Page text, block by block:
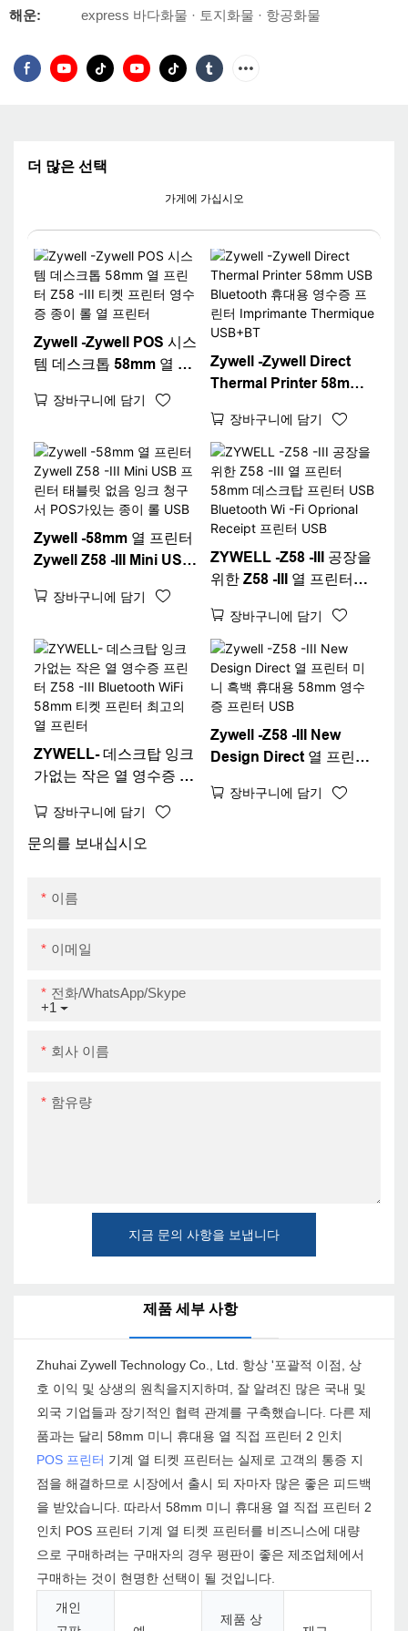
해운:
express 바다화물 · 토지화물 · 항공화물
더 많은 선택
가게에 가십시오
Zywell -Zywell POS 시스
템 데스크톱 58mm 열 프
영수증 종이 롤 열 프린터
장바구니에 담기
Zywell -Zywell Direct
Thermal Printer 58mm
영수증 프린터
Imprimante Thermique
USB+BT
장바구니에 담기
Zywell -58mm 열 프린터
Zywell Z58 -III Mini USB
청구서 POS가있는 종이
장바구니에 담기
ZYWELL -Z58 -III 공장을
위한 Z58 -III 열 프린터
USB Bluetooth Wi -Fi
Oprional Receipt 프린터
USB
장바구니에 담기
ZYWELL- 데스크탑 잉크
가없는 작은 열 영수증 프
WiFi 58mm 티켓 프린터
최고의 열 프린터
장바구니에 담기
Zywell -Z58 -III New
Design Direct 열 프린터
영수증 프린터 USB
장바구니에 담기
문의를 보내십시오
이름
이메일
+1
전화/WhatsApp/Skype
회사 이름
함유량
지금 문의 사항을 보냅니다
제품 세부 사항
Zhuhai Zywell Technology Co., Ltd. 항상 '포괄적 이점, 상
호 이익 및 상생의 원칙을지지하며, 잘 알려진 많은 국내 및
외국 기업들과 장기적인 협력 관계를 구축했습니다. 다른 제
품과는 달리 58mm 미니 휴대용 열 직접 프린터 2 인치
POS 프린터 기계 열 티켓 프린터는 실제로 고객의 통증 지
점을 해결하므로 시장에서 출시 되 자마자 많은 좋은 피드백
을 받았습니다. 따라서 58mm 미니 휴대용 열 직접 프린터 2
인치 POS 프린터 기계 열 티켓 프린터를 비즈니스에 대량
으로 구매하려는 구매자의 경우 평판이 좋은 제조업체에서
구매하는 것이 현명한 선택이 될 것입니다.
개인
제품 상